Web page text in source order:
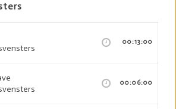
00:13:00
00:06:00